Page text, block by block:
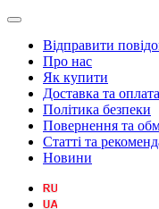
Відправити
Про нас
Як купити
Доставка та оплата
Політика безпеки
Повернення та
Статті та
Новини